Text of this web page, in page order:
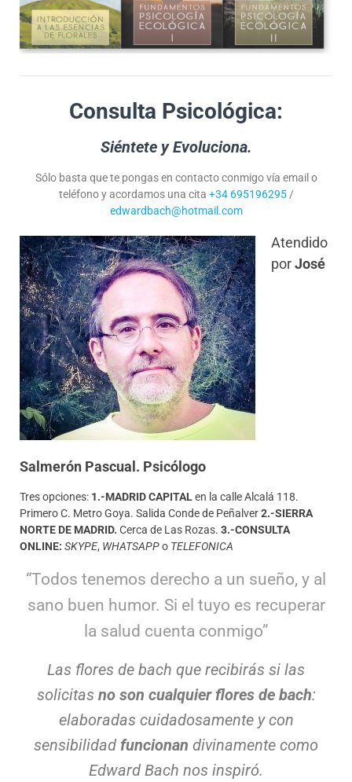
Consulta Psicológica:
Siéntete y Evoluciona.
Sólo basta que te pongas en contacto conmigo vía email o
teléfono y acordamos una cita +34 695196295/
edwardbach@hotmail.com
Atendido
porJosé
Salmerón Pascual. Psicólogo
Tres opciones: 1.-MADRID CAPITALen la calle Alcalá 118.
Primero C. Metro Goya. Salida Conde de Peñalver2.-SIERRA
NORTE DE MADRID. Cerca de Las Rozas. 3.-CONSULTA
ONLINE: SKYPE, WHATSAPPo TELEFONICA
“Todos tenemos derecho a un sueño, y al
sano buen humor. Si el tuyo es recuperar
la salud cuenta conmigo”
Las flores de bach que recibirás si las
solicitas no son cualquier flores de bach:
elaboradas cuidadosamente y con
sensibilidad funcionan divinamente como
Edward Bach nos inspiró.